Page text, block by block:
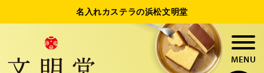
名入れカステラの浜松文明堂